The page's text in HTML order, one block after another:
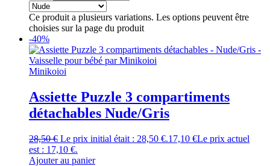
Ce produit a plusieurs variations. Les options peuvent être
choisies sur la page du produit
-40%
Minikoioi
Assiette Puzzle 3 compartiments
détachables Nude/Gris
28,50€ Le prix initial était : 28,50 €.17,10 €Le prix actuel
est : 17,10 €.
Ajouter au panier